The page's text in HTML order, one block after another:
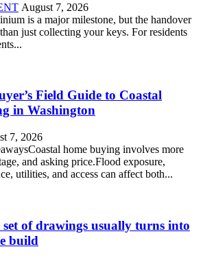
August 7, 2026
is a major milestone, but the handover
just collecting your keys. For residents
Field Guide to Coastal
in Washington
7, 2026
home buying involves more
and asking price.Flood exposure,
utilities, and access can affect both...
set of drawings usually turns into
build